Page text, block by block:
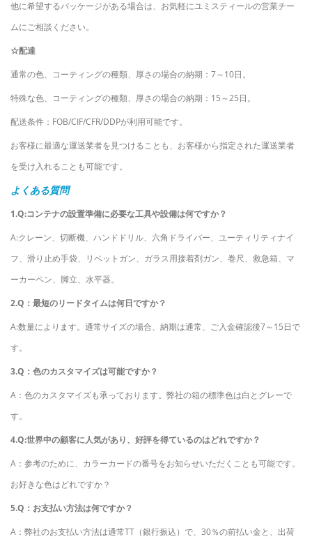
他に希望するパッケージがある場合は、お気軽にユミスティールの営業チー
ムにご相談ください。
☆配達
通常の色、コーティングの種類、厚さの場合の納期：7～10日。
特殊な色、コーティングの種類、厚さの場合の納期：15～25日。
配送条件：FOB/CIF/CFR/DDPが利用可能です。
お客様に最適な運送業者を見つけることも、お客様から指定された運送業者
を受け入れることも可能です。
よくある質問
1.Q:コンテナの設置準備に必要な工具や設備は何ですか？
A:クレーン、切断機、ハンドドリル、六角ドライバー、ユーティリティナイ
フ、滑り止め手袋、リベットガン、ガラス用接着剤ガン、巻尺、救急箱、マ
ーカーペン、脚立、水平器。
2.Q：最短のリードタイムは何日ですか？
A:数量によります。通常サイズの場合、納期は通常、ご入金確認後7～15日で
す。
3.Q：色のカスタマイズは可能ですか？
A：色のカスタマイズも承っております。弊社の箱の標準色は白とグレーで
す。
4.Q:世界中の顧客に人気があり、好評を得ているのはどれですか？
A：参考のために、カラーカードの番号をお知らせいただくことも可能です。
お好きな色はどれですか？
5.Q：お支払い方法は何ですか？
A：弊社のお支払い方法は通常TT（銀行振込）で、30％の前払い金と、出荷